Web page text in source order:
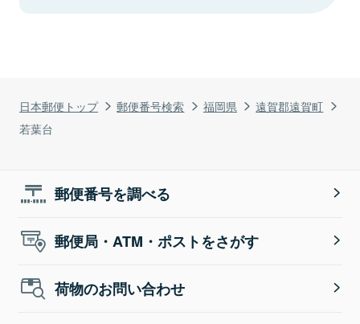
日本郵便トップ 郵便番号検索 福岡県
遠賀郡遠賀町
若葉台
郵便番号を調べる
郵便局・ATM・ポストをさがす
荷物のお問い合わせ